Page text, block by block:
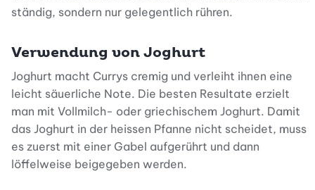
ständig, sondern nur gelegentlich rühren.
Verwendung von Joghurt
Joghurt macht Currys cremig und verleiht ihnen eine
leicht säuerliche Note. Die besten Resultate erzielt
man mit Vollmilch- oder griechischem Joghurt. Damit
das Joghurt in der heissen Pfanne nicht scheidet, muss
es zuerst mit einer Gabel aufgerührt und dann
löffelweise beigegeben werden.